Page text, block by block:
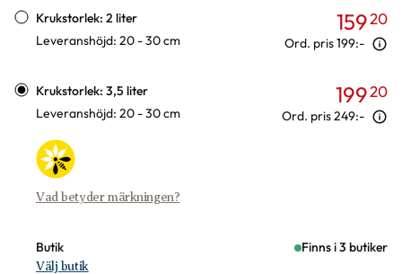
Krukstorlek: 2 liter
Leveranshöjd: 20 - 30 cm
15920
Ord. pris199:-
Krukstorlek: 3,5 liter
Leveranshöjd: 20 - 30 cm
Vad betyder märkningen?
19920
Ord. pris249:-
Butik Finns i 3 butiker
Välj butik